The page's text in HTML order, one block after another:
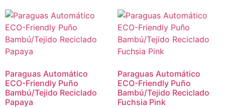
Paraguas Automático
ECO-Friendly Puño
Bambú/Tejido Reciclado
Papaya
Paraguas Automático
ECO-Friendly Puño
Bambú/Tejido Reciclado
Fuchsia Pink